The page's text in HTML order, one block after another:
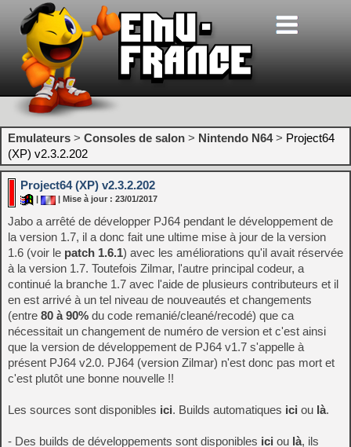
Emulateurs > Consoles de salon > Nintendo N64> Project64
(XP) v2.3.2.202
Project64 (XP) v2.3.2.202
| Mise à jour : 23/01/2017
Jabo a arrêté de développer PJ64 pendant le développement de
la version 1.7, il a donc fait une ultime mise à jour de la version
1.6 (voir le patch 1.6.1) avec les améliorations qu'il avait réservée
à la version 1.7. Toutefois Zilmar, l'autre principal codeur, a
continué la branche 1.7 avec l'aide de plusieurs contributeurs et il
en est arrivé à un tel niveau de nouveautés et changements
(entre 80 à 90% du code remanié/cleané/recodé) que ca
nécessitait un changement de numéro de version et c'est ainsi
que la version de développement de PJ64 v1.7 s'appelle à
présent PJ64 v2.0. PJ64 (version Zilmar) n'est donc pas mort et
c'est plutôt une bonne nouvelle !!
Les sources sont disponibles ici. Builds automatiques ici ou là.
- Des builds de développements sont disponibles ici ou là, ils